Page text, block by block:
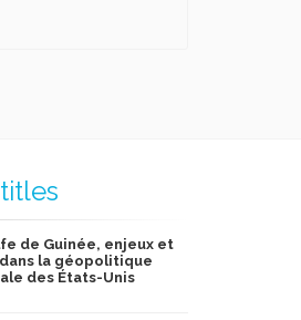
des personnes qui y
titles
de Guinée, enjeux et
la géopolitique
des États-Unis